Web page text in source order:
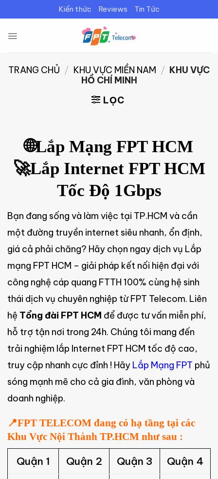
nội
Kiến thức Reviews Tin Tức
TRANG CHỦ / KHU VỰC MIỀN NAM / KHU VỰC
HỒ CHÍ MINH
LỌC
🌐Lắp Mạng FPT HCM
🚀Lắp Internet FPT HCM
Tốc Độ 1Gbps
Bạn đang sống và làm việc tại TP.HCM và cần
một đường truyền internet siêu nhanh, ổn định,
giá cả phải chăng? Hãy chọn ngay dịch vụ Lắp
mạng FPT HCM – giải pháp kết nối hiện đại với
công nghệ cáp quang FTTH 100% cùng hệ sinh
thái dịch vụ chuyên nghiệp từ FPT Telecom. Liên
hệ Tổng đài FPT HCM để được tư vấn miễn phí,
hỗ trợ tận nơi trong 24h. Chúng tôi mang đến
trải nghiệm lắp Internet FPT HCM tốc độ cao,
truy cập nhanh cực đỉnh ! Hãy Lắp Mạng FPT phủ
sóng mạnh mẽ cho cả gia đình, văn phòng và
doanh nghiệp.
📍FPT TELECOM đang có hạ tầng tại các
Khu Vực Nội Thành TP.HCM như sau :
Quận 1 Quận 2 Quận 3 Quận 4